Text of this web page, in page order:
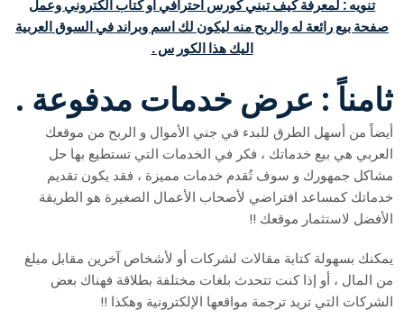
تنويه : لمعرفة كيف تبني كورس احترافي أو كتاب الكتروني وعمل
صفحة بيع رائعة له والربح منه ليكون لك اسم وبراند في السوق العربية
اليك هذا الكور س .
ثامناً : عرض خدمات مدفوعة .
أيضاً من أسهل الطرق للبدء في جني الأموال و الربح من موقعك
العربي هي بيع خدماتك ، فكر في الخدمات التي تستطيع بها حل
مشاكل جمهورك و سوف تُقدم خدمات مميزة ، فقد يكون تقديم
خدماتك كمساعد افتراضي لأصحاب الأعمال الصغيرة هو الطريقة
الأفضل لاستثمار موقعك !!
يمكنك بسهولة كتابة مقالات لشركات أو لأشخاص آخرين مقابل مبلغ
من المال ، أو إذا كنت تتحدث بلغات مختلفة بطلاقة فهناك بعض
الشركات التي تريد ترجمة مواقعها الإلكترونية وهكذا !!